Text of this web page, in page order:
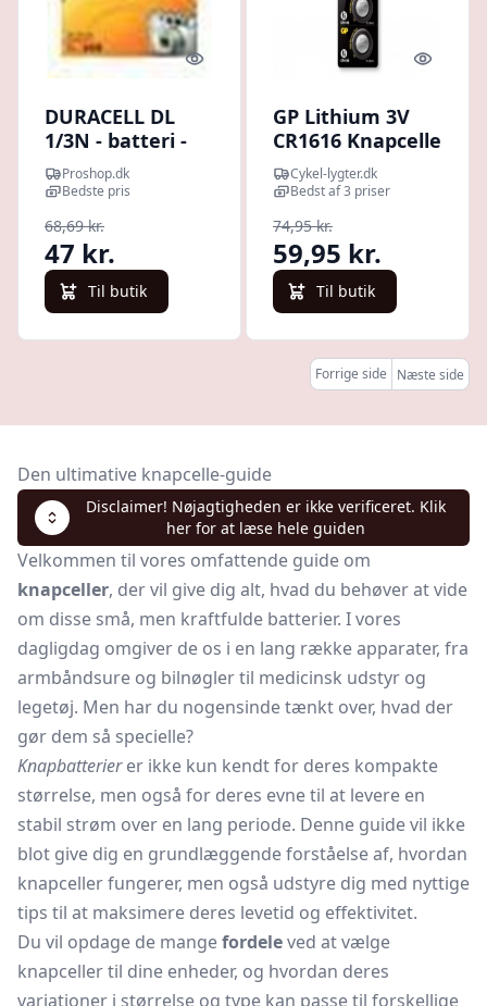
Quick look
DURACELL DL
1/3N - batteri -
CR1/3N
Proshop.dk
Bedste pris
68,69 kr.
47 kr.
Til butik
Quick
GP Lithium 3V
CR1616 Knapcelle
Batteri - 5 stk.
Cykel-lygter.dk
Bedst af 3 priser
74,95 kr.
59,95 kr.
Til butik
Forrige side Næste side
Den ultimative knapcelle-guide
Disclaimer! Nøjagtigheden er ikke verificeret. Klik
her for at læse hele guiden
Velkommen til vores omfattende guide om
knapceller, der vil give dig alt, hvad du behøver at vide
om disse små, men kraftfulde batterier. I vores
dagligdag omgiver de os i en lang række apparater, fra
armbåndsure og bilnøgler til medicinsk udstyr og
legetøj. Men har du nogensinde tænkt over, hvad der
gør dem så specielle?
Knapbatterierer ikke kun kendt for deres kompakte
størrelse, men også for deres evne til at levere en
stabil strøm over en lang periode. Denne guide vil ikke
blot give dig en grundlæggende forståelse af, hvordan
knapceller fungerer, men også udstyre dig med nyttige
tips til at maksimere deres levetid og effektivitet.
Du vil opdage de mangefordeleved at vælge
knapceller til dine enheder, og hvordan deres
variationer i størrelse og type kan passe til forskellige